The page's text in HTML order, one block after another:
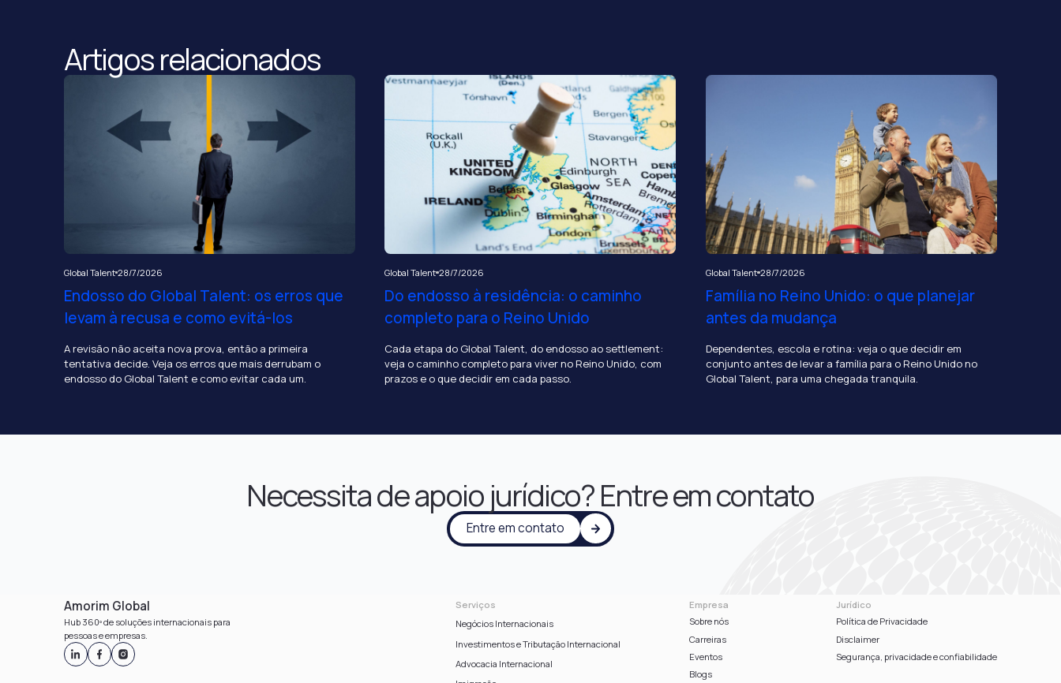
Artigos relacionados
Global Talent 28/7/2026
Endosso do Global Talent: os erros que
levam à recusa e como evitá-los
A revisão não aceita nova prova, então a primeira
tentativa decide. Veja os erros que mais derrubam o
endosso do Global Talent e como evitar cada um.
Global Talent 28/7/2026
Do endosso à residência: o caminho
completo para o Reino Unido
Cada etapa do Global Talent, do endosso ao settlement:
veja o caminho completo para viver no Reino Unido, com
prazos e o que decidir em cada passo.
Global Talent 28/7/2026
Família no Reino Unido: o que planejar
antes da mudança
Dependentes, escola e rotina: veja o que decidir em
conjunto antes de levar a família para o Reino Unido no
Global Talent, para uma chegada tranquila.
Necessita de apoio jurídico? Entre em contato
Entre em contato
Amorim Global
Hub 360º de soluções internacionais para
pessoas e empresas.
Serviços
Negócios Internacionais
Investimentos e Tributação Internacional
Advocacia Internacional
Empresa
Sobre nós
Carreiras
Eventos
Blogs
Jurídico
Política de Privacidade
Disclaimer
Segurança, privacidade e confiabilidade